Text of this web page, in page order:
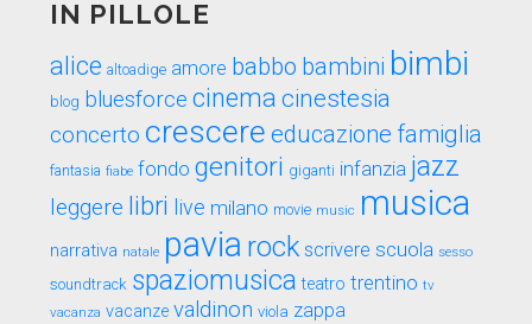
IN PILLOLE
alice altoadige amore babbo bambini bimbi
blog bluesforce cinema cinestesia
concerto crescere educazione famiglia
fantasia fiabe fondo genitori giganti infanzia jazz
leggere libri live milano movie music musica
narrativa natale pavia rock scrivere scuola sesso
soundtrack spaziomusica teatro trentino tv
vacanza vacanze valdinon viola zappa